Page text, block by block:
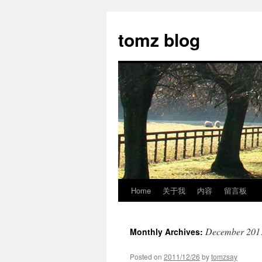
tomz blog
Skip
content
Home 关于我 内容 留言板
Monthly Archives: December
Posted on 2011/12/26 bytomzsay